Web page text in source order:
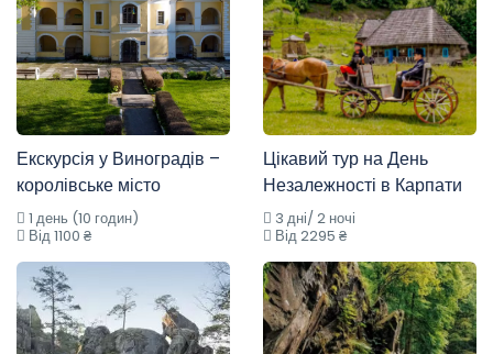
Екскурсія у Виноградів –
королівське місто
1 день (10 годин)
Від 1100 ₴
Цікавий тур на День
Незалежності в Карпати
3 дні/ 2 ночі
Від 2295 ₴